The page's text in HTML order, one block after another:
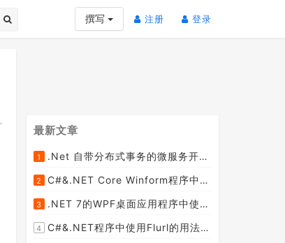
撰写 注册 (current)
登录
最新文章
1
.Net 自带分布式事务的微服务开源框架JMSFramework
2
C#&.NET Core Winform程序中使用Parallel动态开启多个线程及取消多线程详细教程
3
.NET 7的WPF桌面应用程序中使用配置文件：App.config与AppSettings.json
4
C#&.NET程序中使用Flurl的用法与问题汇总(非常详细)